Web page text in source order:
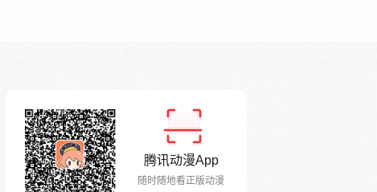
腾讯动漫App
随时随地看正版动漫